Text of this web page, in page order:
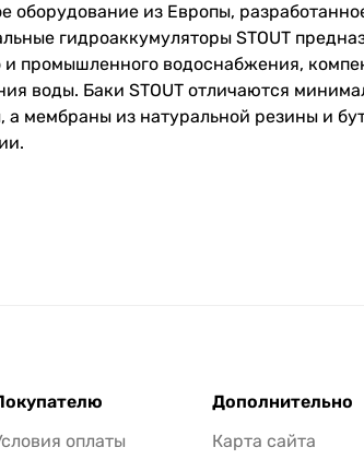
оборудование из Европы,
гидроаккумуляторы STOUT
и промышленного водоснабжения,
воды. Баки STOUT отличаются
а мембраны из натуральной резины и
оплаты
Дополнительно
Карта сайта